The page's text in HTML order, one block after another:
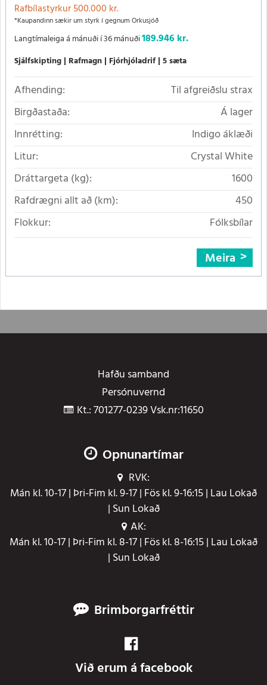
Rafbílastyrkur 500.000 kr.
*Kaupandinn sækir um styrk í gegnum Orkusjóð
Langtímaleiga á mánuði í 36 mánuði189.946 kr.
Sjálfskipting Rafmagn Fjórhjóladrif 5 sæta
Afhending:
Til afgreiðslu strax
Birgðastaða:
Á lager
Innrétting:
Indigo áklæði
Litur:
Crystal White
Dráttargeta (kg):
1600
Rafdrægni allt að (km):
450
Flokkur:
Fólksbílar
Meira
Hafðu samband
Persónuvernd
Kt.: 701277-0239 Vsk.nr:11650
Opnunartímar
RVK:
Mán kl. 10-17 | Þri-Fim kl. 9-17 | Fös kl. 9-16:15 | Lau Lokað
| Sun Lokað
AK:
Mán kl. 10-17 | Þri-Fim kl. 8-17 | Fös kl. 8-16:15 | Lau Lokað
| Sun Lokað
Brimborgarfréttir
Við erum á facebook